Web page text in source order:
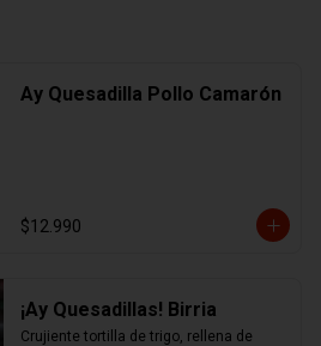
Ay Quesadilla Pollo Camarón
$12.990
¡Ay Quesadillas! Birria
Crujiente tortilla de trigo, rellena de